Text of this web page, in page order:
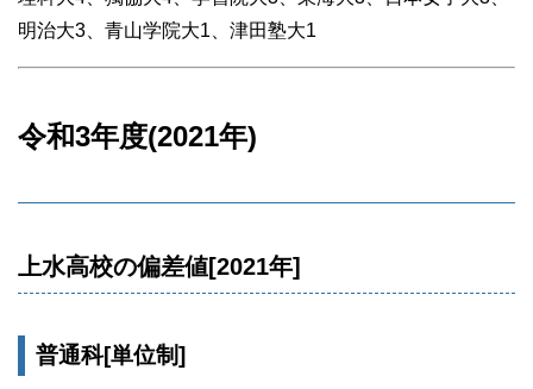
明治大3、青山学院大1、津田塾大1
令和3年度(2021年)
上水高校の偏差値[2021年]
普通科[単位制]